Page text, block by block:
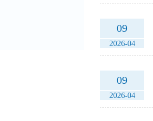
09
2026-04
09
2026-04